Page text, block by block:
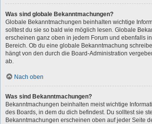
Was sind globale Bekanntmachungen?
Globale Bekanntmachungen beinhalten wichtige
solltest du sie so bald wie möglich lesen. Globale
erscheinen ganz oben in jedem Forum und ebenfalls
Bereich. Ob du eine globale Bekanntmachung
hängt von den durch die Board-Administration
ab.
Nach oben
Was sind Bekanntmachungen?
Bekanntmachungen beinhalten meist wichtige
des Boards, in dem du dich befindest. Du solltest sie
Bekanntmachungen erscheinen oben auf jeder Seite